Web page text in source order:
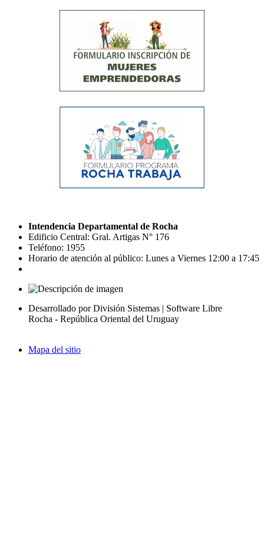
Intendencia Departamental de Rocha
Edificio Central: Gral. Artigas N° 176
Teléfono: 1955
Horario de atención al público: Lunes a Viernes 12:00 a 17:45
Desarrollado por División Sistemas | Software Libre
Rocha - República Oriental del Uruguay
Mapa del sitio